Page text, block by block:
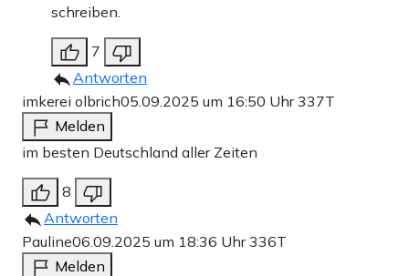
schreiben.
7
Antworten
imkerei olbrich05.09.2025 um 16:50 Uhr337T
Melden
im besten Deutschland aller Zeiten
8
Antworten
Pauline06.09.2025 um 18:36 Uhr336T
Melden